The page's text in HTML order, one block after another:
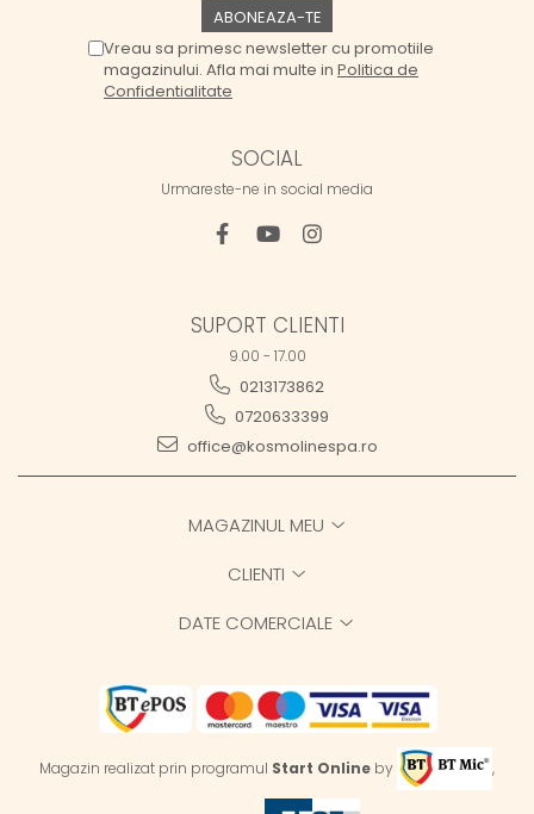
Vreau sa primesc newsletter cu promotiile
magazinului. Afla mai multe in Politica de
Confidentialitate
SOCIAL
Urmareste-ne in social media
SUPORT CLIENTI
9.00 - 17.00
0213173862
0720633399
office@kosmolinespa.ro
MAGAZINUL MEU
CLIENTI
DATE COMERCIALE
Magazin realizat prin programul Start Online by ,